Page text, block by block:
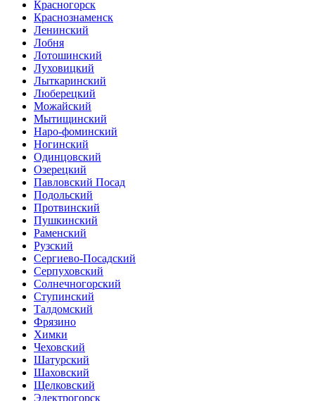
Красногорск
Краснознаменск
Ленинский
Лобня
Лотошинский
Луховицкий
Лыткаринский
Люберецкий
Можайский
Мытищинский
Наро-фоминский
Ногинский
Одинцовский
Озерецкий
Павловский Посад
Подольский
Протвинский
Пушкинский
Раменский
Рузский
Сергиево-Посадский
Серпуховский
Солнечногорский
Ступинский
Талдомский
Фрязино
Химки
Чеховский
Шатурский
Шаховский
Щелковский
Электрогорск